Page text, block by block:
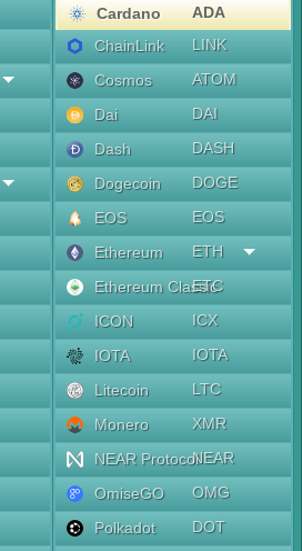
Cardano
ADA
ChainLink
LINK
Cosmos
ATOM
Dai
DAI
Dash
DASH
Dogecoin
DOGE
EOS
EOS
Ethereum
ETH
Ethereum Classic
ETC
ICON
ICX
IOTA
IOTA
Litecoin
LTC
Monero
XMR
NEAR ProtocolNEAR
OmiseGO
OMG
Polkadot
DOT